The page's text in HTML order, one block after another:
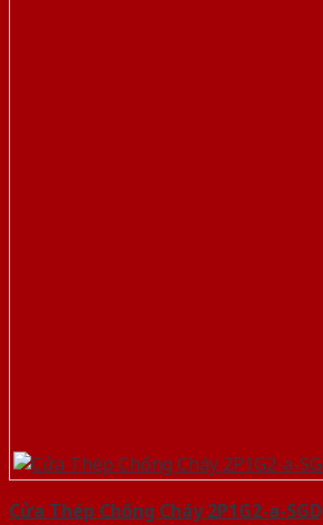
Cửa Thép Chống Cháy 2P1G2-a-SGD